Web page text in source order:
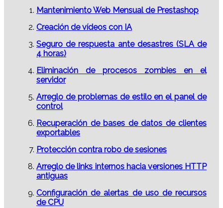
Mantenimiento Web Mensual de Prestashop
Creación de vídeos con IA
Seguro de respuesta ante desastres (SLA de
4 horas)
Eliminación de procesos zombies en el
servidor
Arreglo de problemas de estilo en el panel de
control
Recuperación de bases de datos de clientes
exportables
Protección contra robo de sesiones
Arreglo de links internos hacia versiones HTTP
antiguas
Configuración de alertas de uso de recursos
de CPU